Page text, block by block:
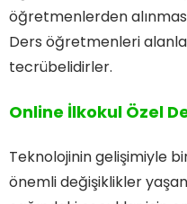
öğretmenlerden
Ders öğretmenleri
tecrübelidirler.
Online İlkokul Özel
Teknolojinin gelişimiyle
önemli değişiklikler